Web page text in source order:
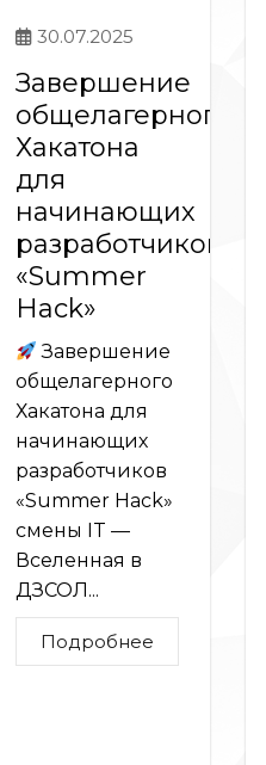
30.07.2025
Завершение
общелагерного
Хакатона
для
начинающих
разработчиков
«Summer
Hack»
Завершение
общелагерного
Хакатона для
начинающих
разработчиков
«Summer Hack»
смены IT —
Вселенная в
ДЗСОЛ...
Подробнее